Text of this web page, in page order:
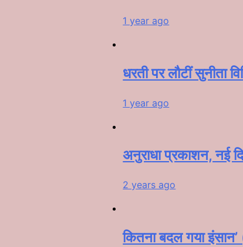
1 year ago
धरती पर लौटीं सुनीता
1 year ago
अनुराधा प्रकाशन, नई
2 years ago
कितना बदल गया इंसान’